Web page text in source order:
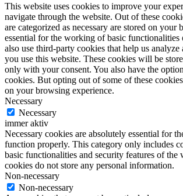
This website uses cookies to improve your
navigate through the website. Out of these
are categorized as necessary are stored on your
essential for the working of basic functionalities
also use third-party cookies that help us
you use this website. These cookies will be
only with your consent. You also have the
cookies. But opting out of some of these
on your browsing experience.
Necessary
Necessary
immer aktiv
Necessary cookies are absolutely essential for
function properly. This category only includes
basic functionalities and security features of the
cookies do not store any personal information.
Non-necessary
Non-necessary